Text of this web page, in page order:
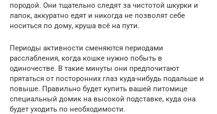
породой. Они тщательно следят за чистотой шкурки и
лапок, аккуратно едят и никогда не позволят себе
носиться по дому, круша всё на пути.
Периоды активности сменяются периодами
расслабления, когда кошке нужно побыть в
одиночестве. В такие минуты они предпочитают
прятаться от посторонних глаз куда-нибудь подальше и
повыше. Правильно будет купить вашей питомице
специальный домик на высокой подставке, куда она
будет уходить по необходимости.